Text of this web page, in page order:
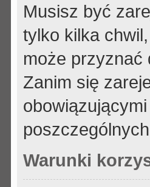
Musisz być
tylko kilka
może przyznać
Zanim się
Warunki